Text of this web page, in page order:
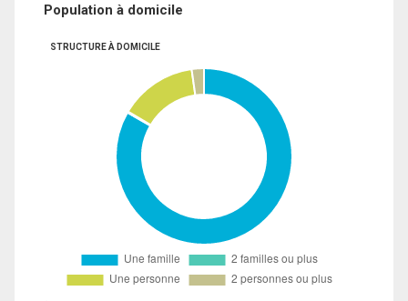
Population à domicile
STRUCTURE À DOMICILE